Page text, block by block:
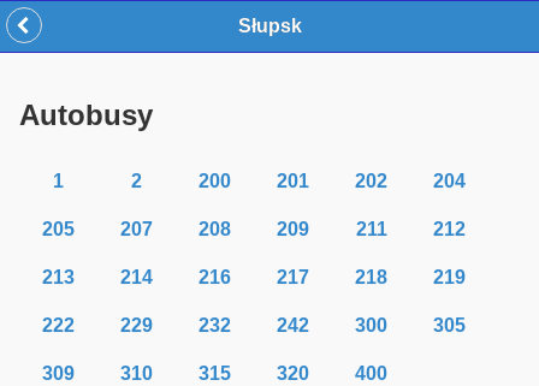
Słupsk
Autobusy
1 2 200 201 202 204
205 207 208 209 211 212
213 214 216 217 218 219
222 229 232 242 300 305
309 310 315 320 400